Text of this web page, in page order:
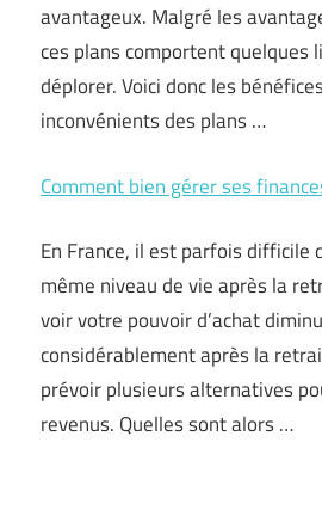
avantageux. Malgré les
ces plans comportent quelques
déplorer. Voici donc les
inconvénients des plans …
Comment bien gérer ses
En France, il est parfois difficile
même niveau de vie après la
voir votre pouvoir d’achat
considérablement après la
prévoir plusieurs alternatives
revenus. Quelles sont alors …